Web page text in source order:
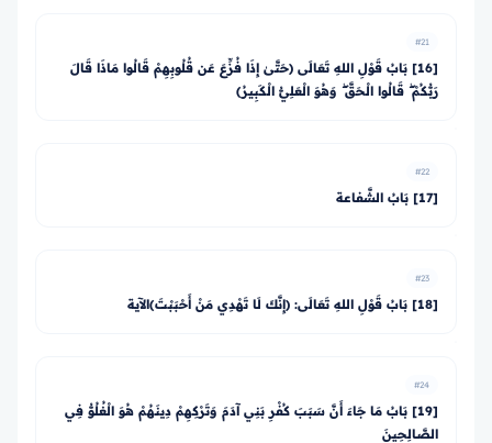
#21
[16] بَابُ قَوْلِ اللهِ تَعَالَى ﴿حَتَّىٰ إِذَا فُزِّعَ عَن قُلُوبِهِمْ قَالُوا مَاذَا قَالَ
رَبُّكُمْ ۖ قَالُوا الْحَقَّ ۖ وَهُوَ الْعَلِيُّ الْكَبِيرُ﴾
#22
[17] بَابُ الشَّفاعة
#23
[18] بَابُ قَوْلِ اللهِ تَعَالَى: ﴿إِنَّكَ لَا تَهْدِي مَنْ أَحْبَبْتَ﴾الآية
#24
[19] بَابُ مَا جَاءَ أَنَّ سَبَبَ كُفْرِ بَنِي آدَمَ وَتَرْكِهِمْ دِينَهُمْ هُوَ الْغُلُوُّ فِي
الصَّالِحِينَ